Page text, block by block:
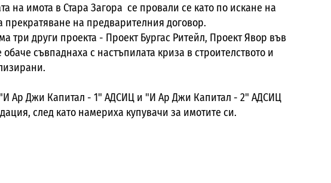
на имота в Стара Загора се провали се като по искане на
прекратяване на предварителния договор.
три други проекта - Проект Бургас Ритейл, Проект Явор във
съвпаднаха с настъпилата криза в строителството и
"И Ар Джи Капитал - 1" АДСИЦ и "И Ар Джи Капитал - 2" АДСИЦ
след като намериха купувачи за имотите си.